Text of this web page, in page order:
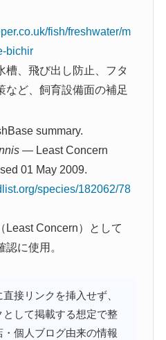
fish/freshwater/m
bichir
槽、飛び出し防止、フタ
など、飼育設備面の補足
summary.
— Least Concern
01 May 2009.
species/182062/78
Least Concern）として
に使用。
接リンクを挿入せず、
して掲載する想定で整
個人ブログ由来の情報